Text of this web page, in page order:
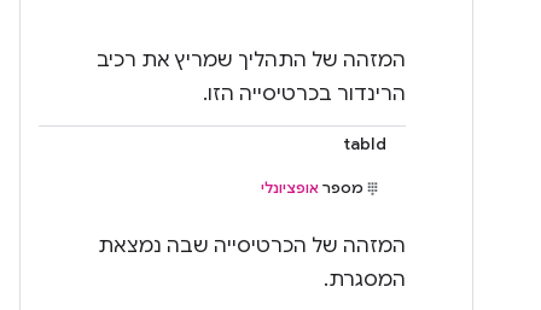
המזהה של התהליך שמריץ את רכיב
הרינדור בכרטיסייה הזו.
tabId
מספר אופציונלי
המזהה של הכרטיסייה שבה נמצאת
המסגרת.